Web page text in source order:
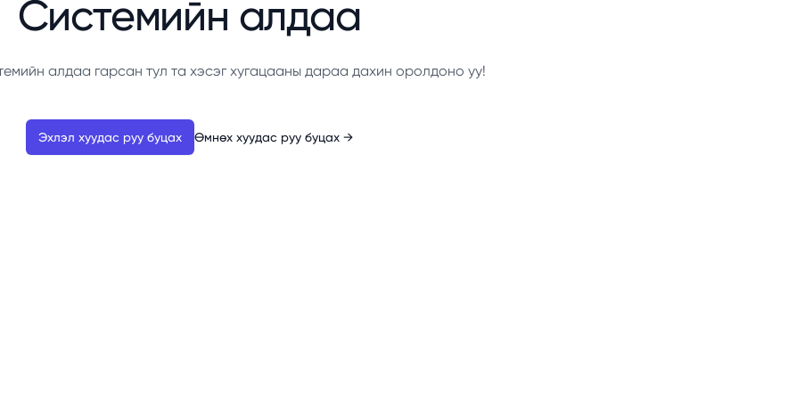
Системийн алдаа
алдаа гарсан тул та хэсэг хугацааны дараа дахин оролдоно уу!
Эхлэл хуудас руу буцах Өмнөх хуудас руу буцах →